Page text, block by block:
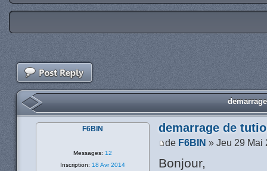
demarrage de
de F6BIN » Jeu 29 Mai
Bonjour,
F6BIN
Messages: 12
Inscription: 18 Avr 2014